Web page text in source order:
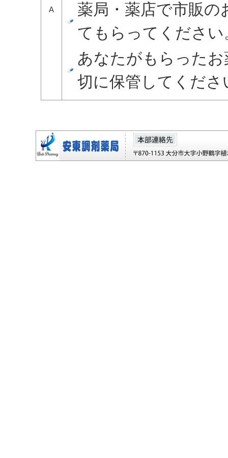
A
薬局・薬店で市販の
てもらってください
あなたがもらった
切に保管してくださ